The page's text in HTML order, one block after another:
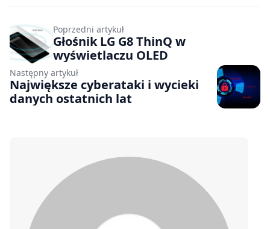
Poprzedni artykuł
Głośnik LG G8 ThinQ w
wyświetlaczu OLED
Następny artykuł
Największe cyberataki i wycieki
danych ostatnich lat